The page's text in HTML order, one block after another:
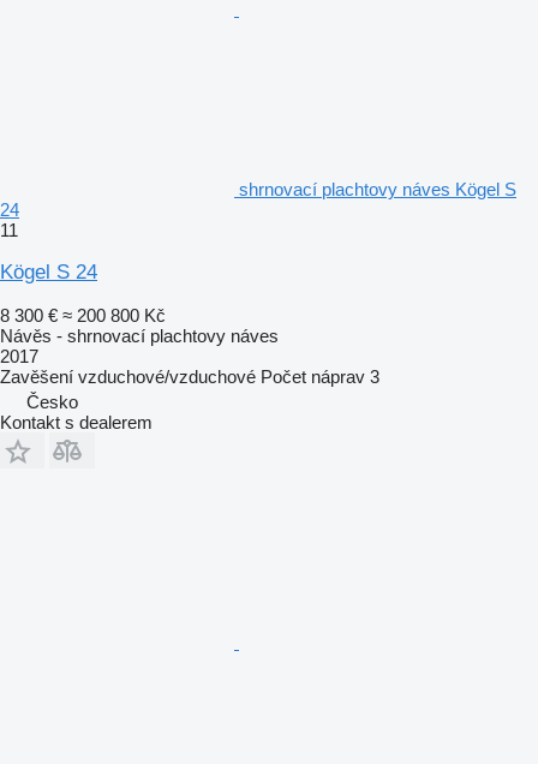
shrnovací plachtovy náves Kögel S
24
11
Kögel S 24
8 300 € ≈ 200 800 Kč
Návěs - shrnovací plachtovy náves
2017
Zavěšení vzduchové/vzduchové Počet náprav 3
Česko
Kontakt s dealerem